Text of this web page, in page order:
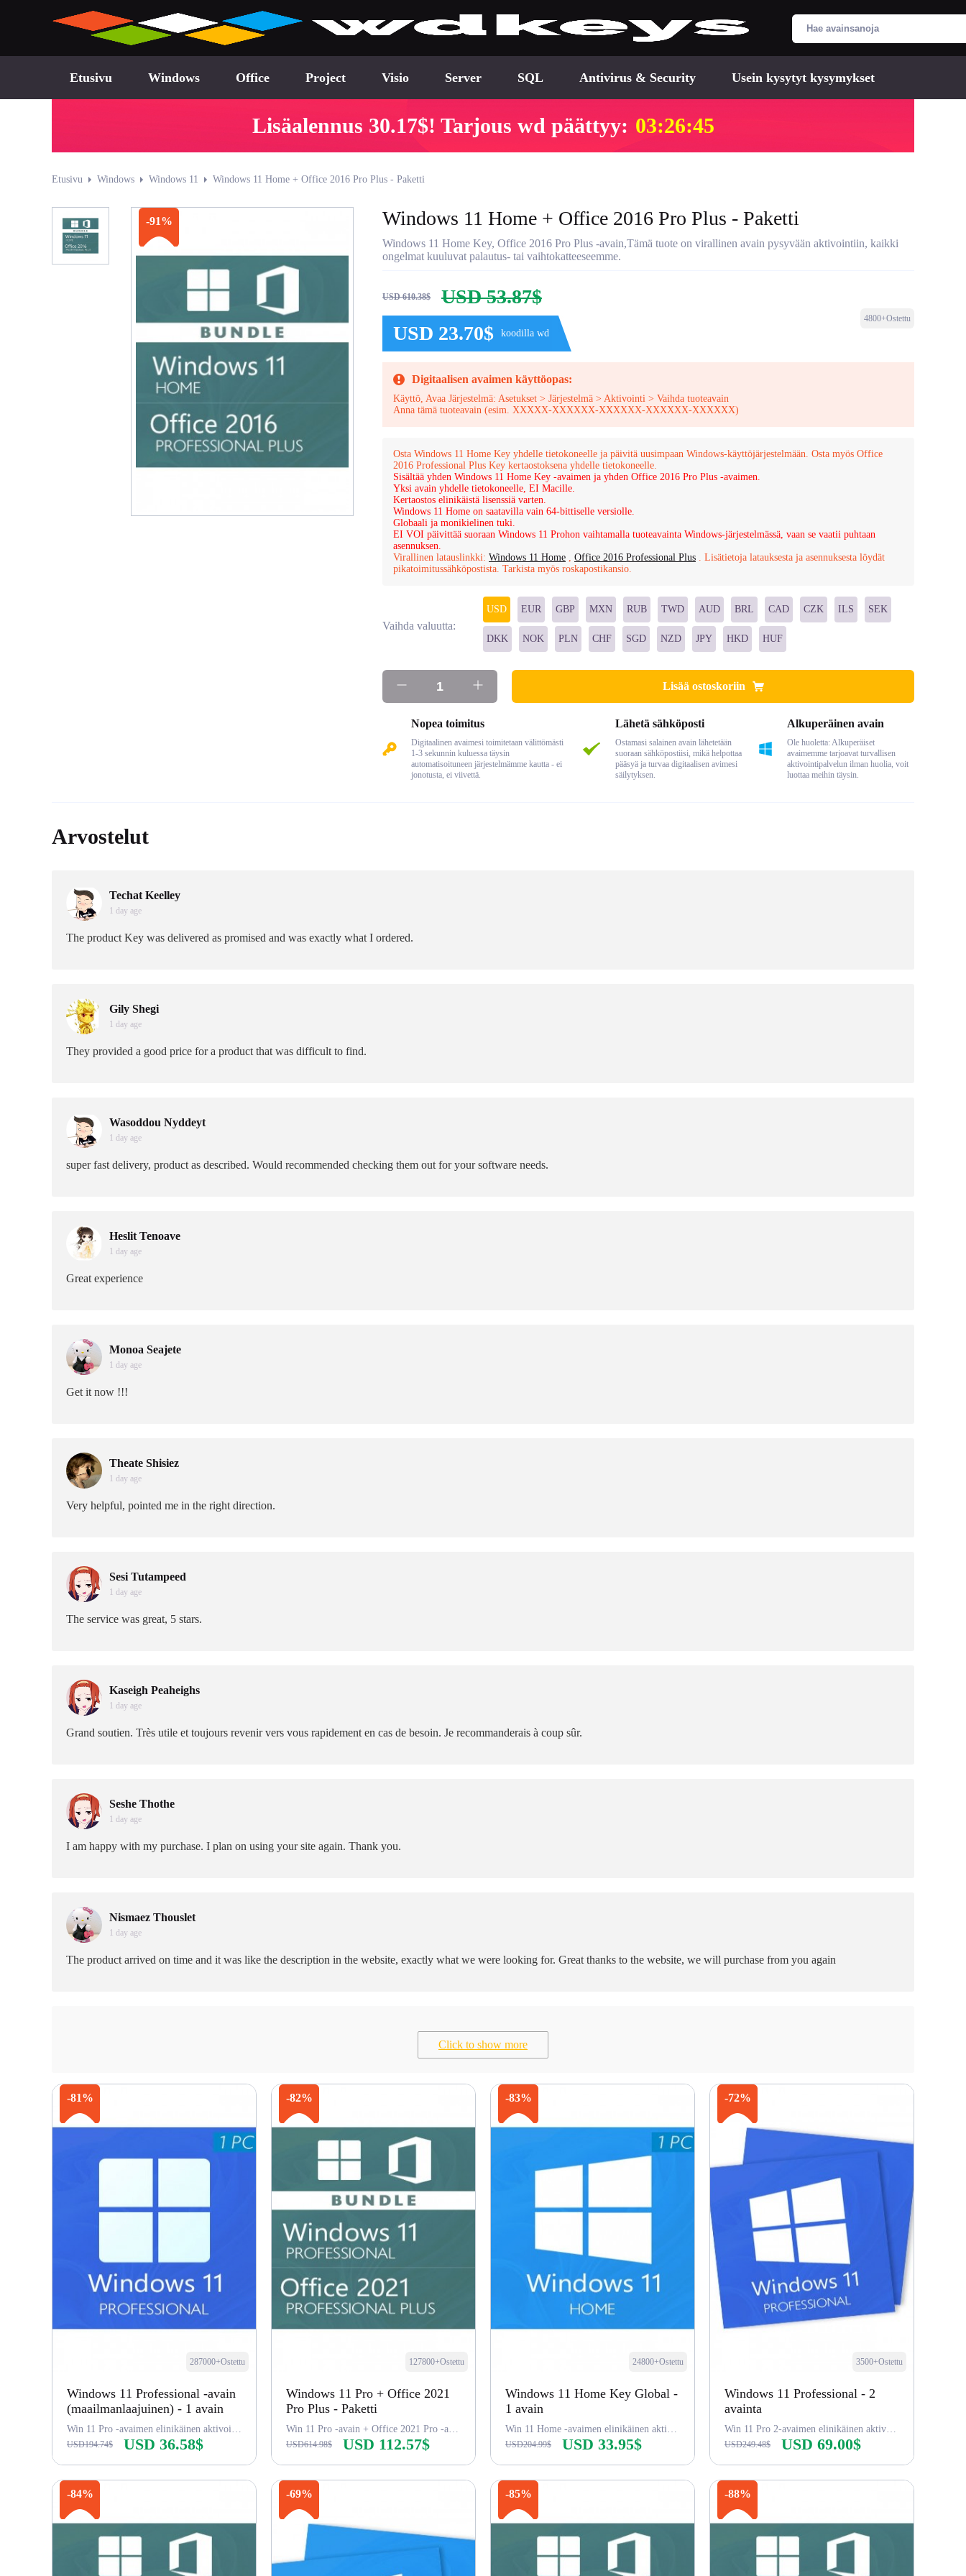
Etusivu Windows Office Project Visio Server SQL Antivirus & Security Usein kysytyt kysymykset
Lisäalennus 30.17$! Tarjous wd päättyy: 03:26:44
Etusivu Windows Windows 11 Windows 11 Home + Office 2016 Pro Plus - Paketti
-91% Windows 11 Home + Office 2016 Pro Plus - Paketti
Windows 11 Home Key, Office 2016 Pro Plus -avain,Tämä tuote on virallinen avain pysyvään aktivointiin, kaikki
ongelmat kuuluvat palautus- tai vaihtokatteeseemme.
USD 610.38$
USD 53.87$
USD 23.70$
koodilla wd
4800+Ostettu
Digitaalisen avaimen käyttöopas:
Käyttö, Avaa Järjestelmä: Asetukset > Järjestelmä > Aktivointi > Vaihda tuoteavain
Anna tämä tuoteavain (esim. XXXXX-XXXXXX-XXXXXX-XXXXXX-XXXXXX)
Osta Windows 11 Home Key yhdelle tietokoneelle ja päivitä uusimpaan Windows-käyttöjärjestelmään. Osta myös Office
2016 Professional Plus Key kertaostoksena yhdelle tietokoneelle.
Sisältää yhden Windows 11 Home Key -avaimen ja yhden Office 2016 Pro Plus -avaimen.
Yksi avain yhdelle tietokoneelle, EI Macille.
Kertaostos elinikäistä lisenssiä varten.
Windows 11 Home on saatavilla vain 64-bittiselle versiolle.
Globaali ja monikielinen tuki.
EI VOI päivittää suoraan Windows 11 Prohon vaihtamalla tuoteavainta Windows-järjestelmässä, vaan se vaatii puhtaan
asennuksen.
Virallinen latauslinkki: Windows 11 Home , Office 2016 Professional Plus . Lisätietoja latauksesta ja asennuksesta löydät
pikatoimitussähköpostista. Tarkista myös roskapostikansio.
Vaihda valuutta:
USD EUR GBP MXN RUB TWD AUD BRL CAD CZK ILS SEK
DKK NOK PLN CHF SGD NZD JPY HKD HUF
Lisää ostoskoriin
Nopea toimitus
Digitaalinen avaimesi toimitetaan välittömästi
1-3 sekunnin kuluessa täysin
automatisoituneen järjestelmämme kautta - ei
jonotusta, ei viivettä.
Lähetä sähköposti
Ostamasi salainen avain lähetetään
suoraan sähköpostiisi, mikä helpottaa
pääsyä ja turvaa digitaalisen avimesi
säilytyksen.
Alkuperäinen avain
Ole huoletta: Alkuperäiset
avaimemme tarjoavat turvallisen
aktivointipalvelun ilman huolia, voit
luottaa meihin täysin.
Arvostelut
Techat Keelley
1 day age
The product Key was delivered as promised and was exactly what I ordered.
Gily Shegi
1 day age
They provided a good price for a product that was difficult to find.
Wasoddou Nyddeyt
1 day age
super fast delivery, product as described. Would recommended checking them out for your software needs.
Heslit Tenoave
1 day age
Great experience
Monoa Seajete
1 day age
Get it now !!!
Theate Shisiez
1 day age
Very helpful, pointed me in the right direction.
Sesi Tutampeed
1 day age
The service was great, 5 stars.
Kaseigh Peaheighs
1 day age
Grand soutien. Très utile et toujours revenir vers vous rapidement en cas de besoin. Je recommanderais à coup sûr.
Seshe Thothe
1 day age
I am happy with my purchase. I plan on using your site again. Thank you.
Nismaez Thouslet
1 day age
The product arrived on time and it was like the description in the website, exactly what we were looking for. Great thanks to the website, we will purchase from you again
Click to show more
-81%
287000+Ostettu
Windows 11 Professional -avain
(maailmanlaajuinen) - 1 avain
Win 11 Pro -avaimen elinikäinen aktivointi
USD194.74$ USD 36.58$
Osta nyt
-82%
127800+Ostettu
Windows 11 Pro + Office 2021
Pro Plus - Paketti
Win 11 Pro -avain + Office 2021 Pro -avain
USD614.98$ USD 112.57$
Osta nyt
-83%
24800+Ostettu
Windows 11 Home Key Global -
1 avain
Win 11 Home -avaimen elinikäinen aktivointi
USD204.99$ USD 33.95$
Osta nyt
-72%
3500+Ostettu
Windows 11 Professional - 2
avainta
Win 11 Pro 2-avaimen elinikäinen aktivointi
USD249.48$ USD 69.00$
Osta nyt
-84%
-69% -85% -88%